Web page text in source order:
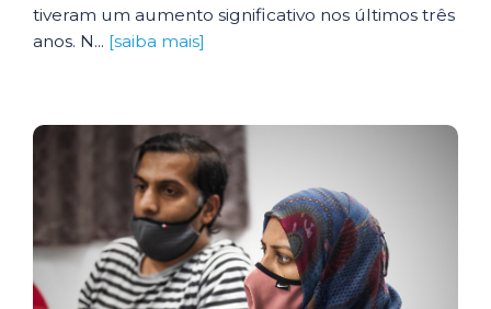
tiveram um aumento significativo nos últimos três
anos. N... [saiba mais]